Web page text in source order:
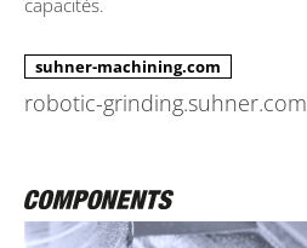
capacités.
suhner-machining.com
robotic-grinding.suhner.com